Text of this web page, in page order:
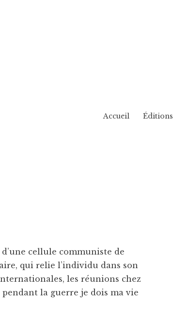
Accueil Éditions
cellule communiste de
qui relie l’individu dans son
les réunions chez
pendant la guerre je dois ma vie